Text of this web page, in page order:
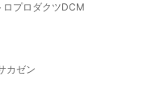
ロプロダクツDCM
カゼン